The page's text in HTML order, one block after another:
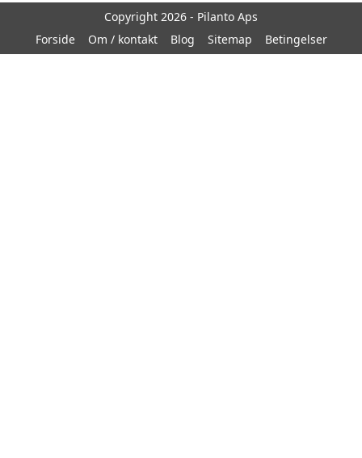
Copyright 2026 - Pilanto Aps
Forside
Om / kontakt Blog Sitemap Betingelser